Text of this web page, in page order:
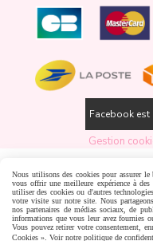
Facebook est
Gestion
Nous utilisons des cookies pour assurer
vous offrir une meilleure expérience à
utiliser des cookies ou d'autres
votre visite sur notre site. Nous
nos partenaires de médias sociaux, de
informations que vous leur avez fournies
Vous pouvez retirer votre consentement,
Cookies ». Voir notre politique de